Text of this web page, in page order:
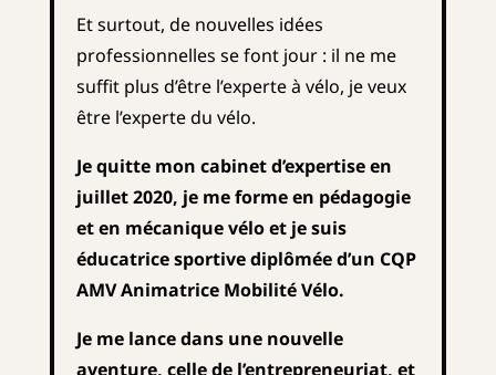
Et surtout, de nouvelles idées
professionnelles se font jour : il ne me
suffit plus d’être l’experte à vélo, je veux
être l’experte du vélo.
Je quitte mon cabinet d’expertise en
juillet 2020, je me forme en pédagogie
et en mécanique vélo et je suis
éducatrice sportive diplômée d’un CQP
AMV Animatrice Mobilité Vélo.
Je me lance dans une nouvelle
aventure, celle de l’entrepreneuriat, et